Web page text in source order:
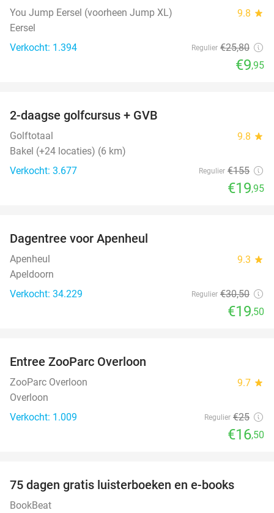
You Jump Eersel (voorheen Jump XL) 9.8 star
Eersel
Verkocht: 1.394
Regulier €25,80
€9,95
2-daagse golfcursus + GVB
Golftotaal 9.8 star
Bakel (+24 locaties) (6 km)
Verkocht: 3.677
Regulier €155
€19,95
Dagentree voor Apenheul
Apenheul 9.3 star
Apeldoorn
Verkocht: 34.229
Regulier €30,50
€19,50
Entree ZooParc Overloon
ZooParc Overloon 9.7 star
Overloon
Verkocht: 1.009
Regulier €25
€16,50
75 dagen gratis luisterboeken en e-books
BookBeat